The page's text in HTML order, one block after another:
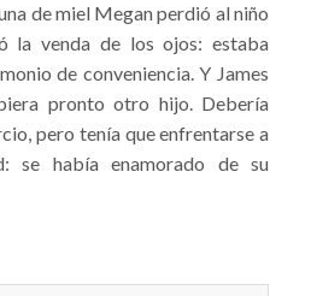
de miel Megan perdió al niño
la venda de los ojos: estaba
de conveniencia. Y James
pronto otro hijo. Debería
pero tenía que enfrentarse a
se había enamorado de su